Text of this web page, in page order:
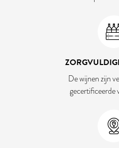
De wijnen zijn
gecertificeerde